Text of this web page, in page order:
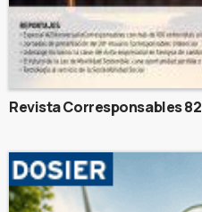
Revista Corresponsables 82